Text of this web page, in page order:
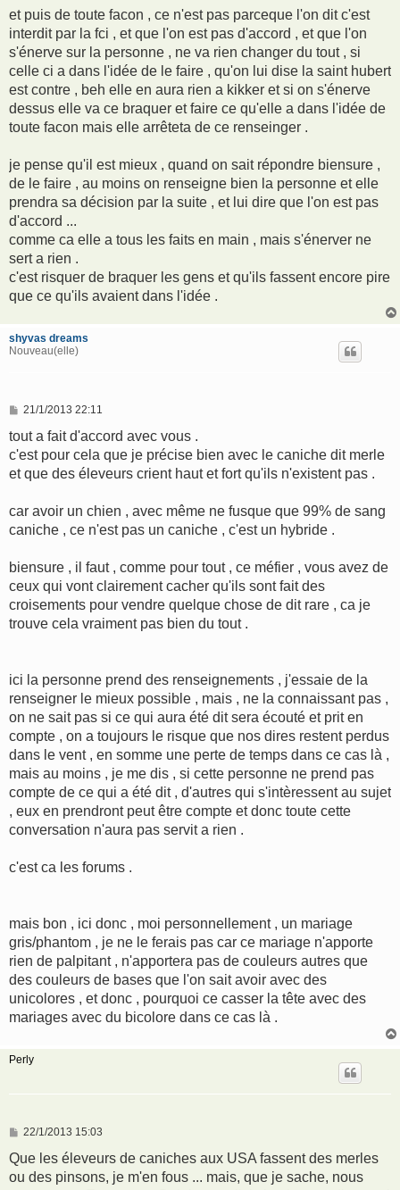
et puis de toute facon , ce n'est pas parceque l'on dit c'est
interdit par la fci , et que l'on est pas d'accord , et que l'on
s'énerve sur la personne , ne va rien changer du tout , si
celle ci a dans l'idée de le faire , qu'on lui dise la saint hubert
est contre , beh elle en aura rien a kikker et si on s'énerve
dessus elle va ce braquer et faire ce qu'elle a dans l'idée de
toute facon mais elle arrêteta de ce renseinger .
je pense qu'il est mieux , quand on sait répondre biensure ,
de le faire , au moins on renseigne bien la personne et elle
prendra sa décision par la suite , et lui dire que l'on est pas
d'accord ...
comme ca elle a tous les faits en main , mais s'énerver ne
sert a rien .
c'est risquer de braquer les gens et qu'ils fassent encore pire
que ce qu'ils avaient dans l'idée .
shyvas dreams
Nouveau(elle)
M
s
a
g
21/1/2013 22:11
tout a fait d'accord avec vous .
c'est pour cela que je précise bien avec le caniche dit merle
et que des éleveurs crient haut et fort qu'ils n'existent pas .
car avoir un chien , avec même ne fusque que 99% de sang
caniche , ce n'est pas un caniche , c'est un hybride .
biensure , il faut , comme pour tout , ce méfier , vous avez de
ceux qui vont clairement cacher qu'ils sont fait des
croisements pour vendre quelque chose de dit rare , ca je
trouve cela vraiment pas bien du tout .
ici la personne prend des renseignements , j'essaie de la
renseigner le mieux possible , mais , ne la connaissant pas ,
on ne sait pas si ce qui aura été dit sera écouté et prit en
compte , on a toujours le risque que nos dires restent perdus
dans le vent , en somme une perte de temps dans ce cas là ,
mais au moins , je me dis , si cette personne ne prend pas
compte de ce qui a été dit , d'autres qui s'intèressent au sujet
, eux en prendront peut être compte et donc toute cette
conversation n'aura pas servit a rien .
c'est ca les forums .
mais bon , ici donc , moi personnellement , un mariage
gris/phantom , je ne le ferais pas car ce mariage n'apporte
rien de palpitant , n'apportera pas de couleurs autres que
des couleurs de bases que l'on sait avoir avec des
unicolores , et donc , pourquoi ce casser la tête avec des
mariages avec du bicolore dans ce cas là .
Perly
M
s
a
22/1/2013 15:03
Que les éleveurs de caniches aux USA fassent des merles
ou des pinsons, je m'en fous ... mais, que je sache, nous